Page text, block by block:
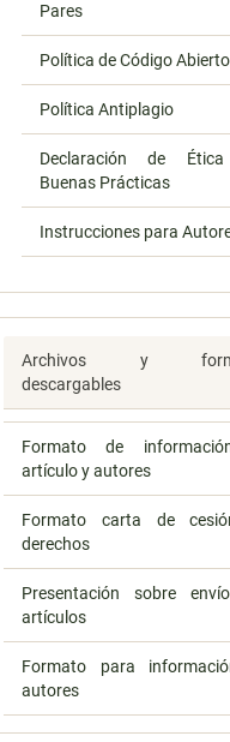
Pares
Política de Código Abierto
Política Antiplagio
Declaración de
Buenas Prácticas
Instrucciones para
Archivos y
descargables
Formato de
artículo y autores
Formato carta de
derechos
Presentación sobre
artículos
Formato para
autores